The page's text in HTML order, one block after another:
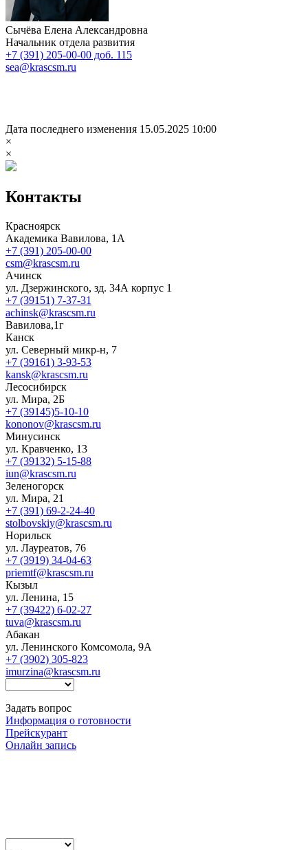
Сычёва Елена Александровна
Начальник отдела развития
+7 (391) 205-00-00 доб. 115
sea@krascsm.ru
Дата последнего изменения 15.05.2025 10:00
×
×
Контакты
Красноярск
Академика Вавилова, 1А
+7 (391) 205-00-00
csm@krascsm.ru
Ачинск
ул. Дзержинского, зд. 34А корпус 1
+7 (39151) 7-37-31
achinsk@krascsm.ru
Вавилова,1г
Канск
ул. Северный микр-н, 7
+7 (39161) 3-93-53
kansk@krascsm.ru
Лесосибирск
ул. Мира, 2Б
+7 (39145)5-10-10
kononov@krascsm.ru
Минусинск
ул. Кравченко, 13
+7 (39132) 5-15-88
iun@krascsm.ru
Зеленогорск
ул. Мира, 21
+7 (391) 69-2-24-40
stolbovskiy@krascsm.ru
Норильск
ул. Лауреатов, 76
+7 (3919) 34-04-63
priemtf@krascsm.ru
Кызыл
ул. Ленина, 15
+7 (39422) 6-02-27
tuva@krascsm.ru
Абакан
ул. Ленинского Комсомола, 9А
+7 (3902) 305-823
imurzina@krascsm.ru
Задать вопрос
Информация о готовности
Прейскурант
Онлайн запись